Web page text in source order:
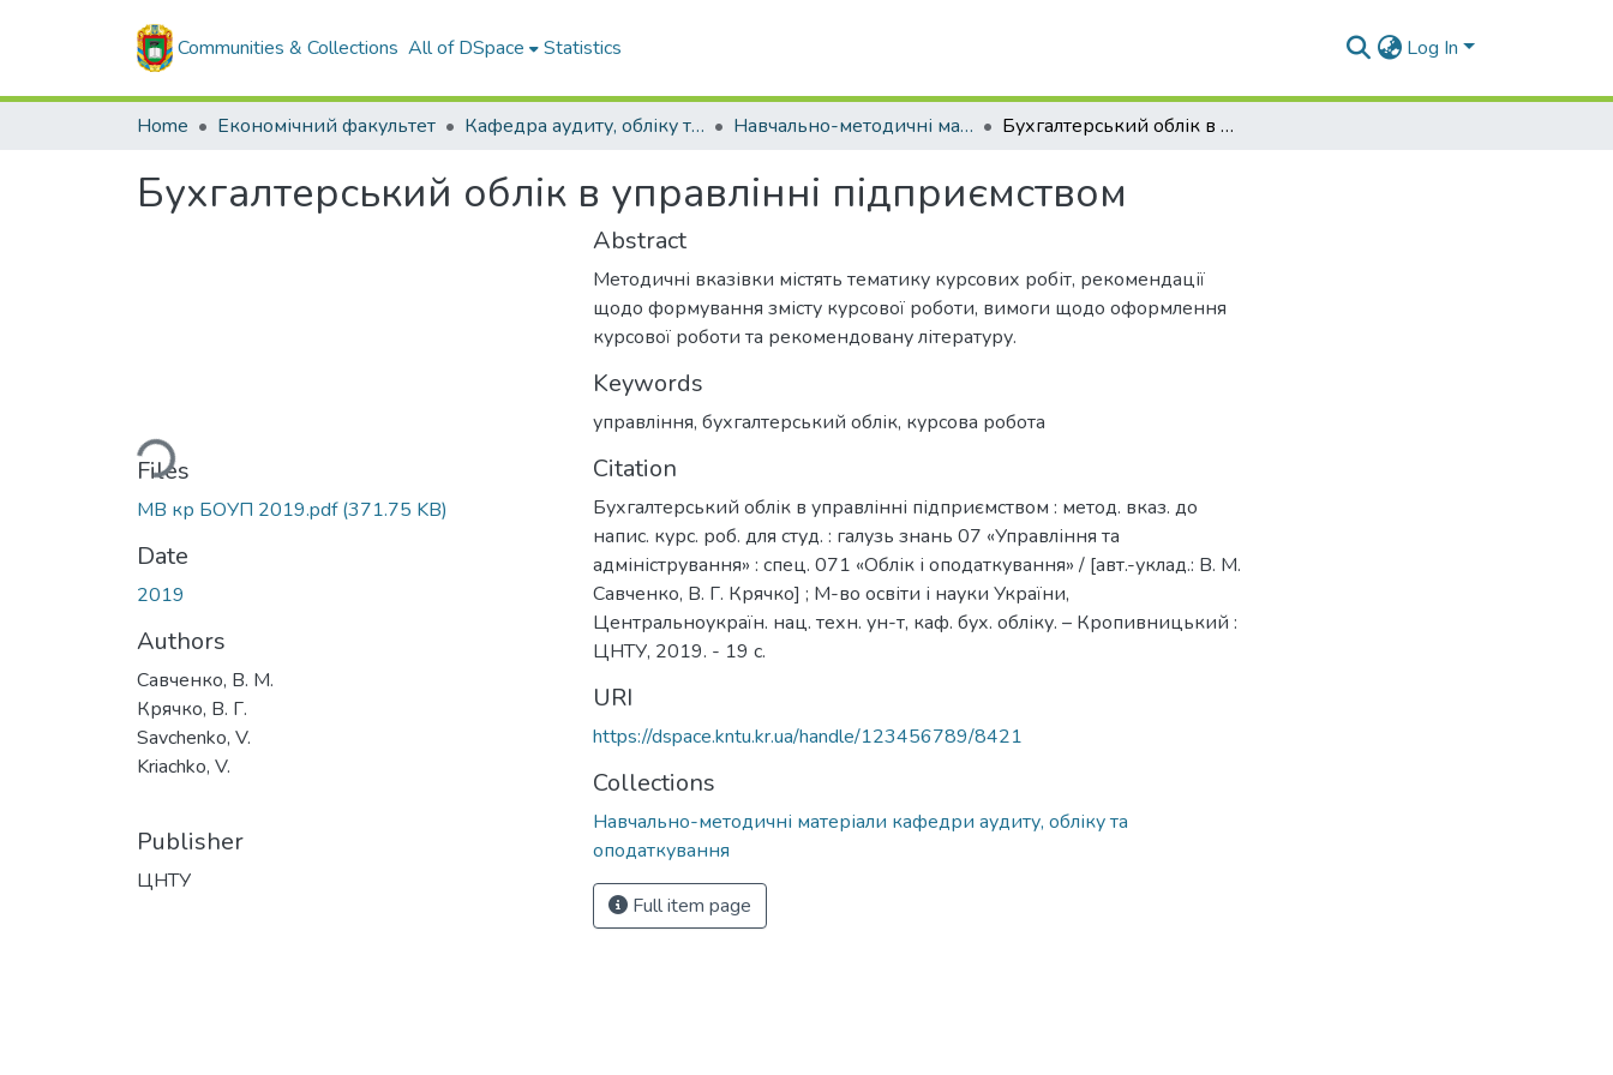
Communities & Collections All of DSpace Statistics Log In
Home Економічний факультет Кафедра аудиту, обліку та оподаткування Навчально-методичні матеріали кафедри аудиту, обліку та оподаткування Бухгалтерський облік в управлінні підприємством
Бухгалтерський облік в управлінні підприємством
Loading...
Files
МВ кр БОУП 2019.pdf(371.75 KB)
Date
2019
Authors
Савченко, В. М.
Крячко, В. Г.
Savchenko, V.
Kriachko, V.
Publisher
ЦНТУ
Abstract
Методичні вказівки містять тематику курсових робіт, рекомендації
щодо формування змісту курсової роботи, вимоги щодо оформлення
курсової роботи та рекомендовану літературу.
Keywords
управління, бухгалтерський облік, курсова робота
Citation
Бухгалтерський облік в управлінні підприємством : метод. вказ. до
напис. курс. роб. для студ. : галузь знань 07 «Управління та
адміністрування» : спец. 071 «Облік і оподаткування» / [авт.-уклад.: В. М.
Савченко, В. Г. Крячко] ; М-во освіти і науки України,
Центральноукраїн. нац. техн. ун-т, каф. бух. обліку. – Кропивницький :
ЦНТУ, 2019. - 19 с.
URI
https://dspace.kntu.kr.ua/handle/123456789/8421
Collections
Навчально-методичні матеріали кафедри аудиту, обліку та
оподаткування
Full item page